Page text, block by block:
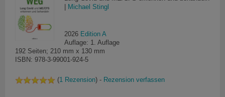
Michael Stingl
2026 Edition A
Auflage: 1. Auflage
192 Seiten; 210 mm x 130 mm
ISBN: 978-3-99001-924-5
(1 Rezension) - Rezension verfassen